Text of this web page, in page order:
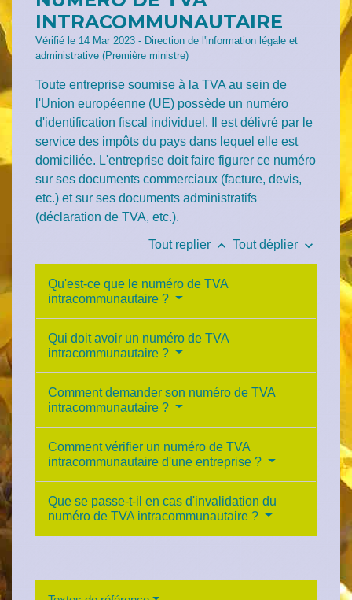
INTRACOMMUNAUTAIRE
Vérifié le 14 Mar 2023 - Direction de l'information légale et
administrative (Première ministre)
Toute entreprise soumise à la TVA au sein de
l'Union européenne (UE) possède un numéro
d'identification fiscal individuel. Il est délivré par le
service des impôts du pays dans lequel elle est
domiciliée. L'entreprise doit faire figurer ce numéro
sur ses documents commerciaux (facture, devis,
etc.) et sur ses documents administratifs
(déclaration de TVA, etc.).
Tout replier keyboard_arrow_up Tout déplier keyboard_arrow_down
Qu'est-ce que le numéro de TVA
intracommunautaire ?
Qui doit avoir un numéro de TVA
intracommunautaire ?
Comment demander son numéro de TVA
intracommunautaire ?
Comment vérifier un numéro de TVA
intracommunautaire d'une entreprise ?
Que se passe-t-il en cas d'invalidation du
numéro de TVA intracommunautaire ?